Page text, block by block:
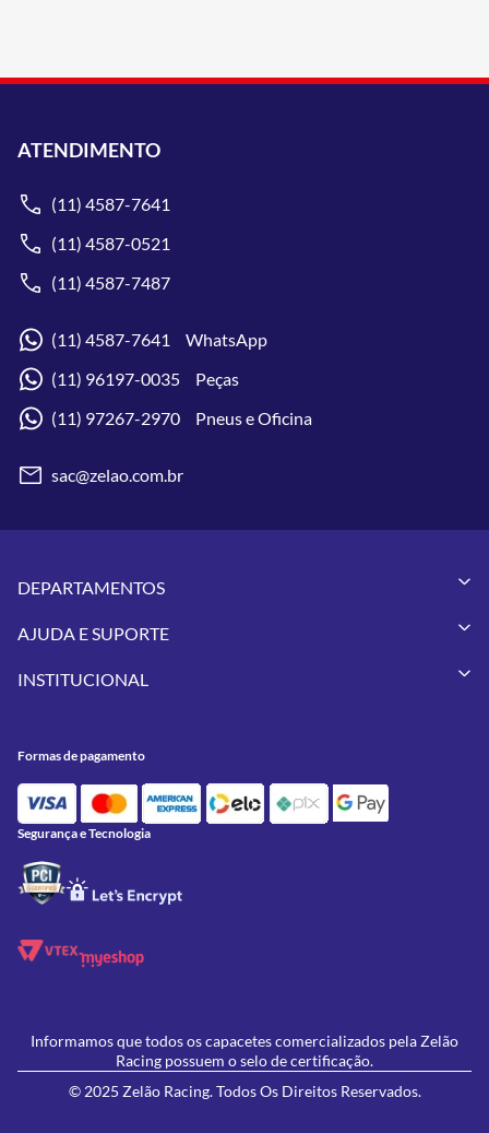
ATENDIMENTO
(11) 4587-7641
(11) 4587-0521
(11) 4587-7487
(11) 4587-7641 WhatsApp
(11) 96197-0035 Peças
(11) 97267-2970 Pneus e Oficina
sac@zelao.com.br
DEPARTAMENTOS
Vestuários
Pneus
Utilidades
Feminino
Lançamentos
AJUDA E SUPORTE
Meus Pedidos
Política de Privacidade
Política de Campanhas e promoções
INSTITUCIONAL
Contato
Oficina/Serviços
Formas de pagamento
Segurança e Tecnologia
Informamos que todos os capacetes comercializados pela Zelão
Racing possuem o selo de certificação.
© 2025 Zelão Racing. Todos Os Direitos Reservados.